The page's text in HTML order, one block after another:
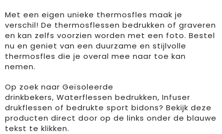
Met een eigen unieke thermosfles maak je
verschil! De thermosflessen bedrukken of graveren
en kan zelfs voorzien worden met een foto. Bestel
nu en geniet van een duurzame en stijlvolle
thermosfles die je overal mee naar toe kan
nemen.
Op zoek naar Geïsoleerde
drinkbekers, Waterflessen bedrukken, Infuser
drukflessen of bedrukte sport bidons? Bekijk deze
producten direct door op de links onder de blauwe
tekst te klikken.